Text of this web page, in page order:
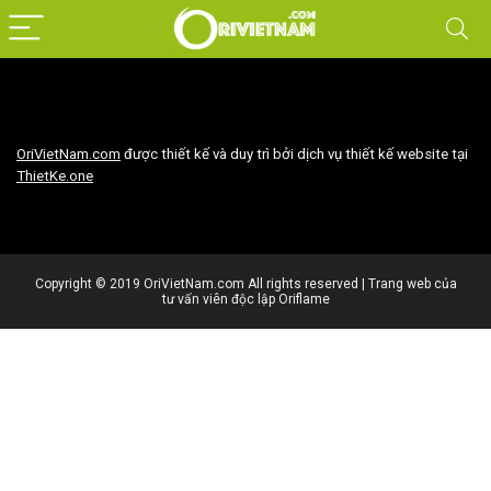
OriVietNam.com được thiết kế và duy trì bởi dịch vụ thiết kế website tại
ThietKe.one
Copyright © 2019 OriVietNam.com All rights reserved | Trang web của
tư vấn viên độc lập Oriflame